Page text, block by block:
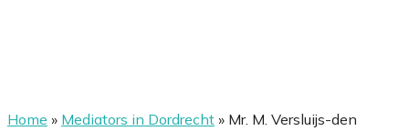
Home » Mediators in Dordrecht » Mr. M. Versluijs-den